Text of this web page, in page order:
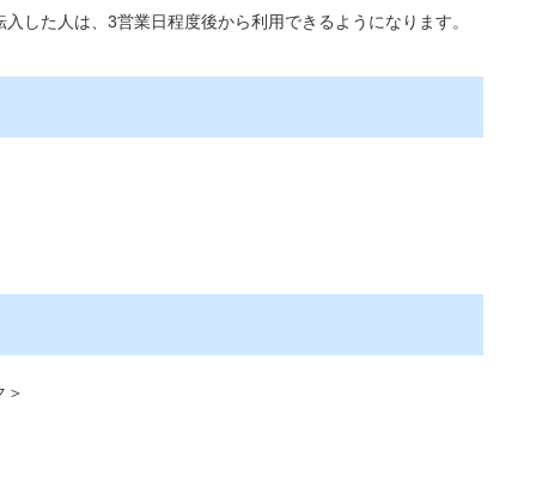
した人は、3営業日程度後から利用できるようになります。
＞